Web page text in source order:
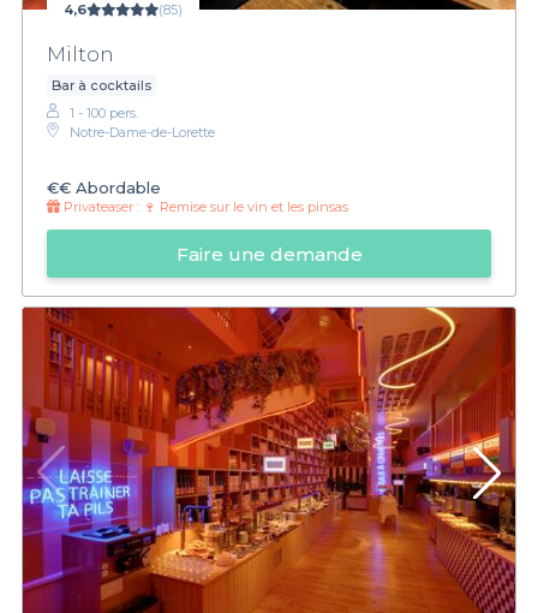
4,6 (85)
Milton
Bar à cocktails
1 - 100 pers.
Notre-Dame-de-Lorette
€€ Abordable
Privateaser : 🍷 Remise sur le vin et les pinsas
Faire une demande